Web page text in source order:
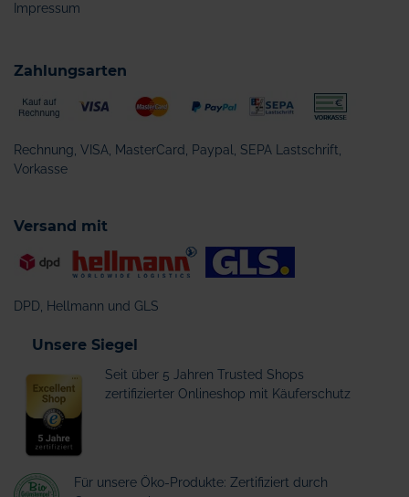
Impressum
Zahlungsarten
Rechnung, VISA, MasterCard, Paypal, SEPA Lastschrift,
Vorkasse
Versand mit
DPD, Hellmann und GLS
Unsere Siegel
Seit über 5 Jahren Trusted Shops
zertifizierter Onlineshop mit Käuferschutz
Für unsere Öko-Produkte: Zertifiziert durch